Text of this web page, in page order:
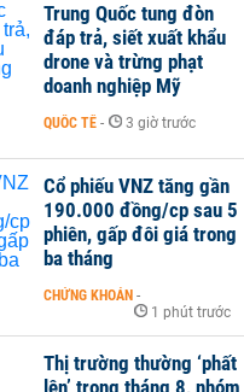
Trung Quốc tung đòn
đáp trả, siết xuất khẩu
drone và trừng phạt
doanh nghiệp Mỹ
QUỐC TẾ - 3 giờ trước
Cổ phiếu VNZ tăng gần
190.000 đồng/cp sau 5
phiên, gấp đôi giá trong
ba tháng
CHỨNG KHOÁN -
1 phút trước
Thị trường thường ‘phất
lên’ trong tháng 8, nhóm